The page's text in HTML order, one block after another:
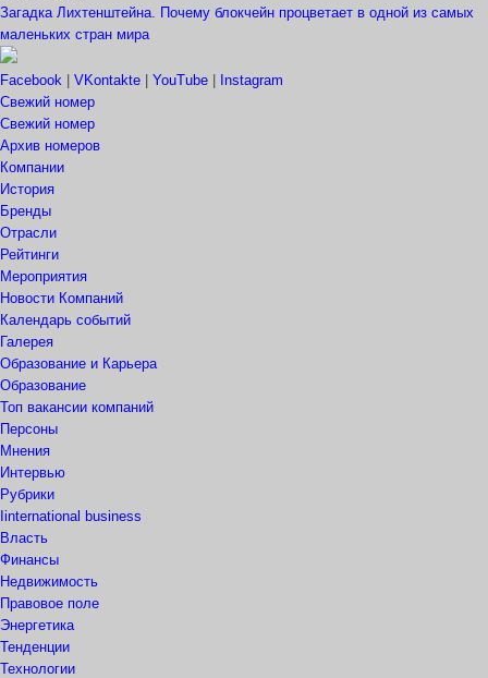
Загадка Лихтенштейна. Почему блокчейн процветает в одной из самых
маленьких стран мира
Facebook VKontakte YouTube
Instagram
Свежий номер
Свежий номер
Архив номеров
Компании
История
Бренды
Отрасли
Рейтинги
Мероприятия
Новости Компаний
Календарь событий
Галерея
Образование и Карьера
Образование
Топ вакансии компаний
Персоны
Мнения
Интервью
Рубрики
Iinternational business
Власть
Финансы
Недвижимость
Правовое поле
Энергетика
Тенденции
Технологии